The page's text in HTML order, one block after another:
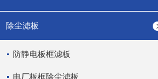
除尘滤板
防静电板框滤板
电厂板框除尘滤板